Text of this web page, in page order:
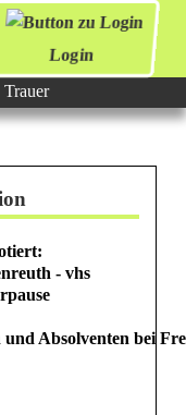
Login
Trauer
- vhs